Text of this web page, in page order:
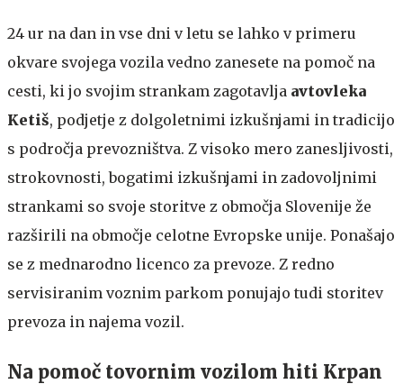
24 ur na dan in vse dni v letu se lahko v primeru
okvare svojega vozila vedno zanesete na pomoč na
cesti, ki jo svojim strankam zagotavlja avtovleka
Ketiš, podjetje z dolgoletnimi izkušnjami in tradicijo
s področja prevozništva. Z visoko mero zanesljivosti,
strokovnosti, bogatimi izkušnjami in zadovoljnimi
strankami so svoje storitve z območja Slovenije že
razširili na območje celotne Evropske unije. Ponašajo
se z mednarodno licenco za prevoze. Z redno
servisiranim voznim parkom ponujajo tudi storitev
prevoza in najema vozil.
Na pomoč tovornim vozilom hiti Krpan